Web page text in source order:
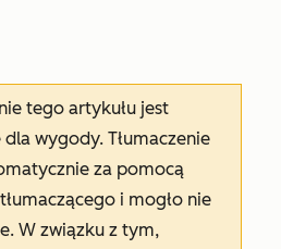
tego artykułu jest
dla wygody. Tłumaczenie
za pomocą
i mogło nie
W związku z tym,